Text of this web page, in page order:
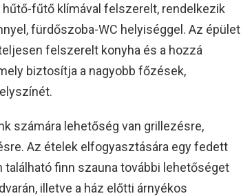
fűtő klímával felszerelt, rendelkezik
fürdőszoba-WC helyiséggel. Az épület
felszerelt konyha és a hozzá
biztosítja a nagyobb főzések,
számára lehetőség van grillezésre,
Az ételek elfogyasztására egy fedett
található finn szauna további lehetőséget
illetve a ház előtti árnyékos